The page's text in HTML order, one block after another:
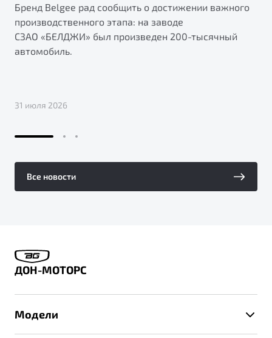
Бренд Belgee рад сообщить о достижении важного
производственного этапа: на заводе
СЗАО «БЕЛДЖИ» был произведен 200-тысячный
автомобиль.
31 июля 2026
Все новости
ДОН-МОТОРС
Модели